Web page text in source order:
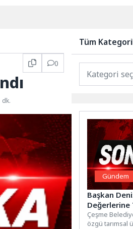
0
dk.
Tüm
Gündem
Başkan
Değerlerine
Çeşme
özgü tarımsal